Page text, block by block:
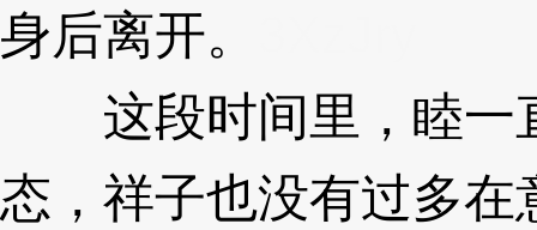
身后离开。
这段时间里，睦一
态，祥子也没有过多